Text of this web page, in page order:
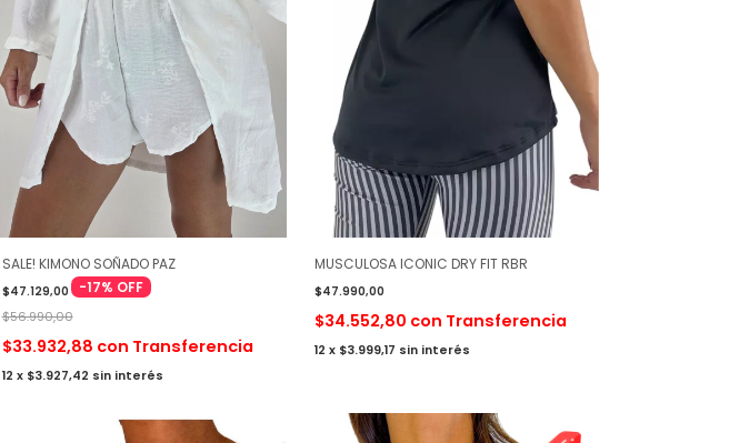
SALE! KIMONO SOÑADO PAZ
$47.129,00 -17% OFF
$56.990,00
$33.932,88 con Transferencia
12 x $3.927,42 sin interés
MUSCULOSA ICONIC DRY FIT RBR
$47.990,00
$34.552,80 con Transferencia
12 x $3.999,17 sin interés